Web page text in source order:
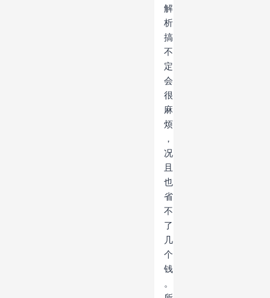
解
析
搞
不
定
会
很
麻
烦
，
况
且
也
省
不
了
几
个
钱
。